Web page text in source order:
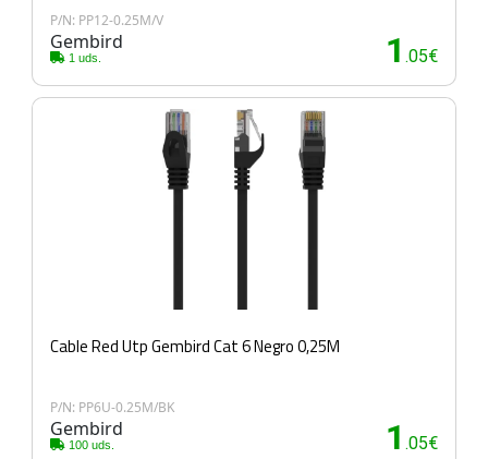
P/N: PP12-0.25M/V
Gembird
1 uds. 1 .05€
Cable Red Utp Gembird Cat 6 Negro 0,25M
P/N: PP6U-0.25M/BK
Gembird
100 uds. 1 .05€